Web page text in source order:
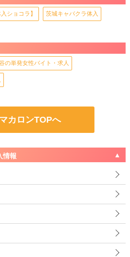
ショコラ】 茨城キャバクラ体入
の単発女性バイト・求人
カロンTOPへ
情報